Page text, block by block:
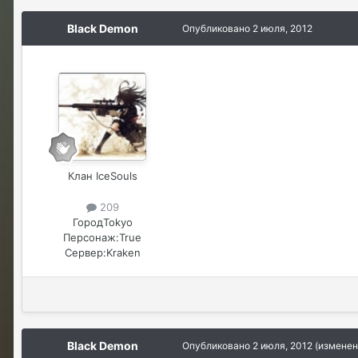
Black Demon
Клан IceSouls
209
ГородTokyo
Персонаж:True
Сервер:Kraken
Опубликовано 2 июля, 2012
Black Demon Опубликовано 2 июля, 2012